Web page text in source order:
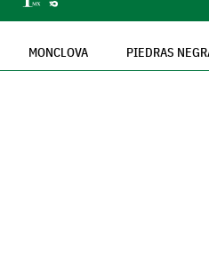
MONCLOVA PIEDRAS